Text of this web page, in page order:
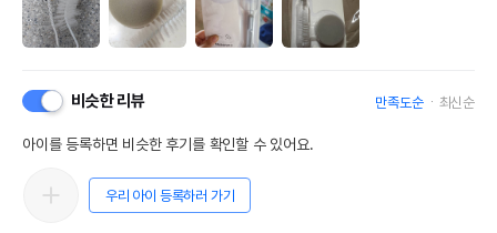
비슷한 리뷰 만족도순 최신순
아이를 등록하면 비슷한 후기를 확인할 수 있어요.
우리 아이 등록하러 가기